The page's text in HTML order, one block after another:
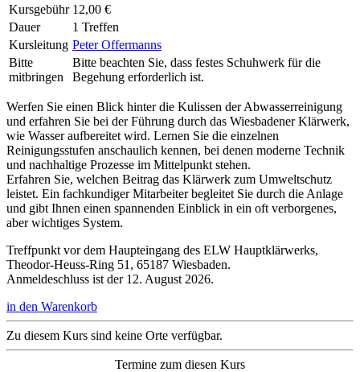
Kursgebühr 12,00 €
Dauer
1 Treffen
Kursleitung Peter Offermanns
Bitte
mitbringen
Bitte beachten Sie, dass festes Schuhwerk für die
Begehung erforderlich ist.
Werfen Sie einen Blick hinter die Kulissen der Abwasserreinigung
und erfahren Sie bei der Führung durch das Wiesbadener Klärwerk,
wie Wasser aufbereitet wird. Lernen Sie die einzelnen
Reinigungsstufen anschaulich kennen, bei denen moderne Technik
und nachhaltige Prozesse im Mittelpunkt stehen.
Erfahren Sie, welchen Beitrag das Klärwerk zum Umweltschutz
leistet. Ein fachkundiger Mitarbeiter begleitet Sie durch die Anlage
und gibt Ihnen einen spannenden Einblick in ein oft verborgenes,
aber wichtiges System.
Treffpunkt vor dem Haupteingang des ELW Hauptklärwerks,
Theodor-Heuss-Ring 51, 65187 Wiesbaden.
Anmeldeschluss ist der 12. August 2026.
in den Warenkorb
Zu diesem Kurs sind keine Orte verfügbar.
Termine zum diesen Kurs